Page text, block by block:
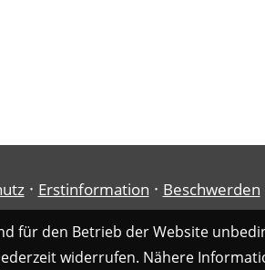
· Erstinformation · Beschwerden
für den Betrieb der Website
widerrufen. Nähere